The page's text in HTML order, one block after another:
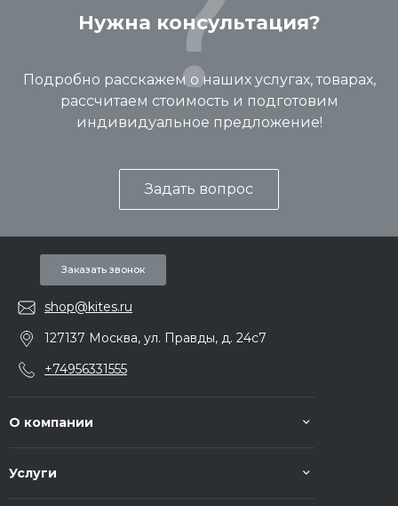
Нужна консультация?
Подробно расскажем о наших услугах, товарах,
рассчитаем стоимость и подготовим
индивидуальное предложение!
Задать вопрос
Заказать звонок
shop@kites.ru
127137 Москва, ул. Правды, д. 24с7
+74956331555
О компании
Услуги